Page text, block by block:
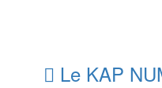
Le KAP